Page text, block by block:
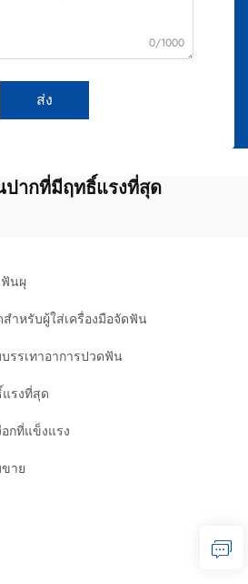
0/1000
ส่ง
ปากที่มีฤทธิ์แรงที่สุด
นผุ
ำหรับผู้ใส่เครื่องมือจัดฟัน
รรเทาอาการปวดฟัน
รงที่สุด
กที่แข็งแรง
าย